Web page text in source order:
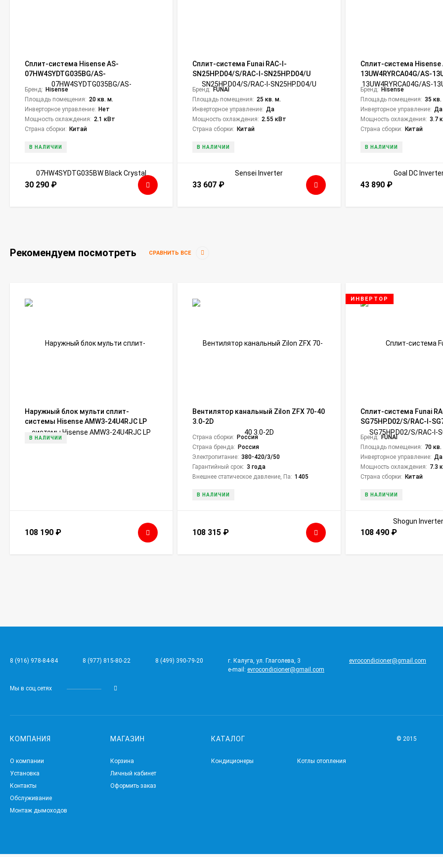
Сплит-система Hisense AS-
07HW4SYDTG035ВG/AS-
07HW4SYDTG035ВW Black Crystal
Бренд: Hisense
Площадь помещения: 20 кв. м.
Инверторное управление: Нет
Мощность охлаждения: 2.1 кВт
Страна сборки: Китай
В НАЛИЧИИ
30 290 ₽
Сплит-система Funai RAC-I-
SN25HP.D04/S/RAC-I-SN25HP.D04/U
Sensei Inverter
Бренд: FUNAI
Площадь помещения: 25 кв. м.
Инверторное управление: Да
Мощность охлаждения: 2.55 кВт
Страна сборки: Китай
В НАЛИЧИИ
33 607 ₽
Сплит-система Hisense
13UW4RYRCA04G/AS-
Goal DC Inverter Wi-Fi
Бренд: Hisense
Площадь помещения: 35 кв.
Инверторное управление: Да
Мощность охлаждения: 3.7
Страна сборки: Китай
В НАЛИЧИИ
43 890 ₽
Рекомендуем посмотреть СРАВНИТЬ ВСЕ
Наружный блок мульти сплит-
системы Hisense AMW3-24U4RJC LP
В НАЛИЧИИ
108 190 ₽
Вентилятор канальный Zilon ZFX 70-40
3.0-2D
Страна сборки: Россия
Страна бренда: Россия
Электропитание: 380-420/3/50
Гарантийный срок: 3 года
Внешнее статическое давление, Па: 1405
В НАЛИЧИИ
108 315 ₽
ИНВЕРТОР
Сплит-система Funai
SG75HP.D02/S/RAC-I-
Shogun Inverter 2024
Бренд: FUNAI
Площадь помещения: 70 кв.
Инверторное управление: Да
Мощность охлаждения: 7.3
Страна сборки: Китай
В НАЛИЧИИ
108 490 ₽
8 (916) 978-84-84 8 (977) 815-80-22 8 (499) 390-79-20
г. Калуга, ул. Глаголева, 3
e-mail: evrocondicioner@gmail.com
evrocondicioner@gmail.com
Мы в соц.сетях
КОМПАНИЯ
О компании
Установка
Контакты
Обслуживание
Монтаж дымоходов
МАГАЗИН
Корзина
Личный кабинет
Оформить заказ
КАТАЛОГ
Кондиционеры Котлы отопления
© 2015